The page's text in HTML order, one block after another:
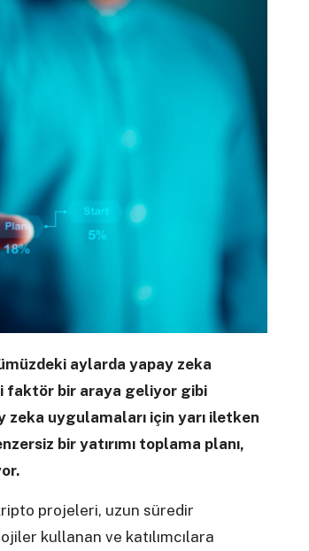
aylarda yapay zeka
faktör bir araya geliyor gibi
zeka uygulamaları için yarı iletken
bir yatırımı toplama planı,
projeleri, uzun süredir
kullanan ve katılımcılara